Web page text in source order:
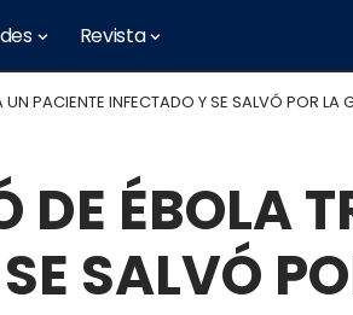
Revista
PACIENTE INFECTADO Y SE SALVÓ POR LA
ÉBOLA
SALVÓ